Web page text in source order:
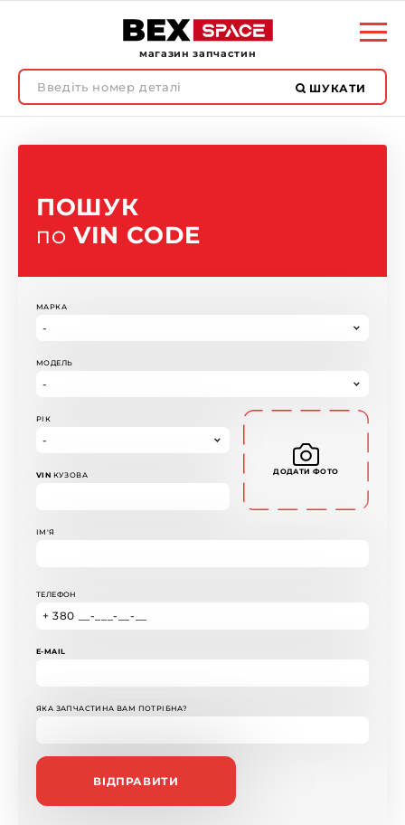
магазин запчастин
ШУКАТИ
ПОШУК
ПО VIN CODE
МАРКА
МОДЕЛЬ
РІК
VIN КУЗОВА
ІМ'Я
ТЕЛЕФОН
E-MAIL
ЯКА ЗАПЧАСТИНА ВАМ ПОТРІБНА?
ВІДПРАВИТИ
ДОДАТИ ФОТО